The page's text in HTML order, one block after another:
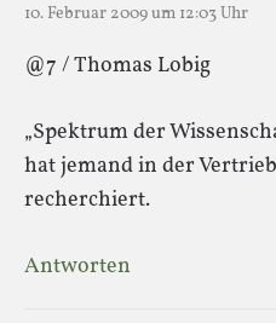
10. Februar 2009 um 12:03 Uhr
@7 / Thomas Lobig
„Spektrum der
hat jemand in der
recherchiert.
Antworten